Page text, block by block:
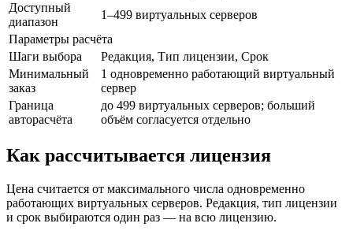
Доступный
диапазон
1–499 виртуальных серверов
Параметры расчёта
Шаги выбора
Редакция, Тип лицензии, Срок
Минимальный
заказ
1 одновременно работающий виртуальный
сервер
Граница
авторасчёта
до 499 виртуальных серверов; больший
объём согласуется отдельно
Как рассчитывается лицензия
Цена считается от максимального числа одновременно
работающих виртуальных серверов. Редакция, тип лицензии
и срок выбираются один раз — на всю лицензию.